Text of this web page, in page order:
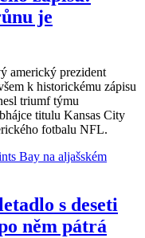
je
americký prezident
k historickému zápisu
triumf týmu
titulu Kansas City
fotbalu NFL.
s deseti
něm pátrá